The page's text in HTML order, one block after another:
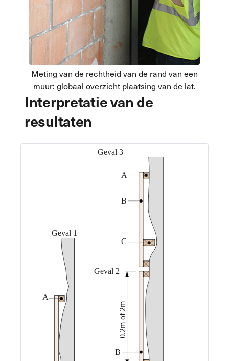
Meting van de rechtheid van de rand van een
muur: globaal overzicht plaatsing van de lat.
Interpretatie van de
resultaten